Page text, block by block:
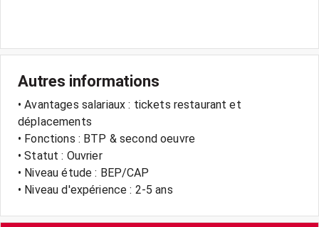
Autres informations
• Avantages salariaux : tickets restaurant et
déplacements
• Fonctions : BTP & second oeuvre
• Statut : Ouvrier
• Niveau étude : BEP/CAP
• Niveau d'expérience : 2-5 ans